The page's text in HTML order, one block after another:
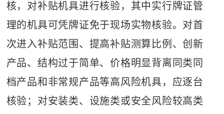
核，对补贴机具进行核验，其中实行牌证管
理的机具可凭牌证免于现场实物核验。对首
次进入补贴范围、提高补贴测算比例、创新
产品、结构过于简单、价格明显背离同类同
档产品和非常规产品等高风险机具，应逐台
核验；对安装类、设施类或安全风险较高类